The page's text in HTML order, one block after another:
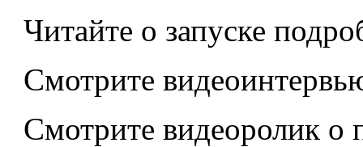
Читайте о запуске
Смотрите
Смотрите видеоролик о